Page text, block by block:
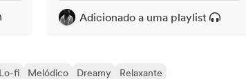
Adicionado a uma playlist
Lo-fi Melódico Dreamy Relaxante